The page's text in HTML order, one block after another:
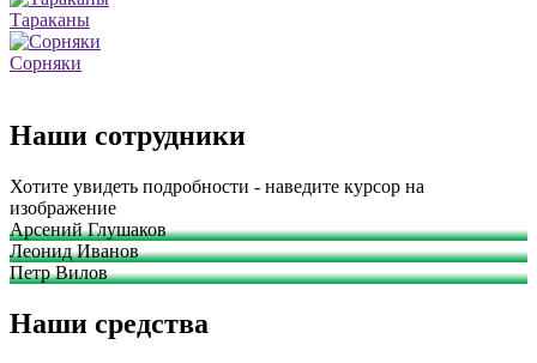
Тараканы
Сорняки
Наши сотрудники
Хотите увидеть подробности - наведите курсор на
изображение
Арсений Глушаков
Леонид Иванов
Петр Вилов
Наши средства